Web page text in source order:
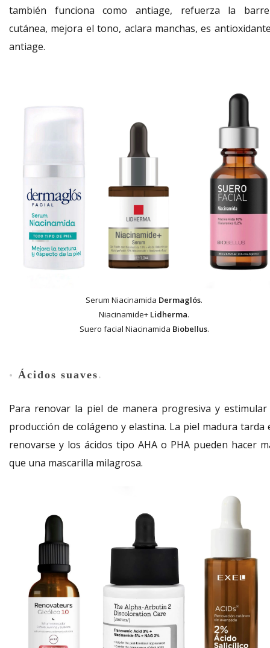
también funciona como antiage, refuerza la
cutánea, mejora el tono, aclara manchas, es
antiage.
Serum Niacinamida Dermaglós.
Niacinamide+ Lidherma.
Suero facial Niacinamida Biobellus.
• Ácidos suaves.
Para renovar la piel de manera progresiva y estimular
producción de colágeno y elastina. La piel madura tarda
renovarse y los ácidos tipo AHA o PHA pueden hacer
que una mascarilla milagrosa.